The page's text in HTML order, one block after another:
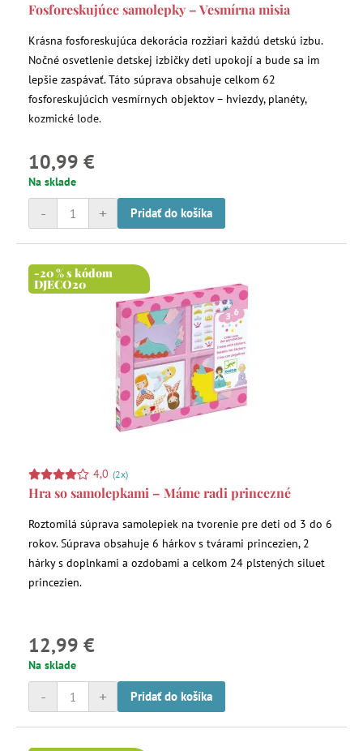
Fosforeskujúce samolepky – Vesmírna misia
Krásna fosforeskujúca dekorácia rozžiari každú detskú izbu.
Nočné osvetlenie detskej izbičky deti upokojí a bude sa im
lepšie zaspávať. Táto súprava obsahuje celkom 62
fosforeskujúcich vesmírnych objektov – hviezdy, planéty,
kozmické lode.
10,99 €
Na sklade
+
- Pridať do košíka
-20 % s kódom
DJECO20
4,0 (2x)
Hra so samolepkami – Máme radi princezné
Roztomilá súprava samolepiek na tvorenie pre deti od 3 do 6
rokov. Súprava obsahuje 6 hárkov s tvárami princezien, 2
hárky s doplnkami a ozdobami a celkom 24 plstených siluet
princezien.
12,99 €
Na sklade
+
- Pridať do košíka